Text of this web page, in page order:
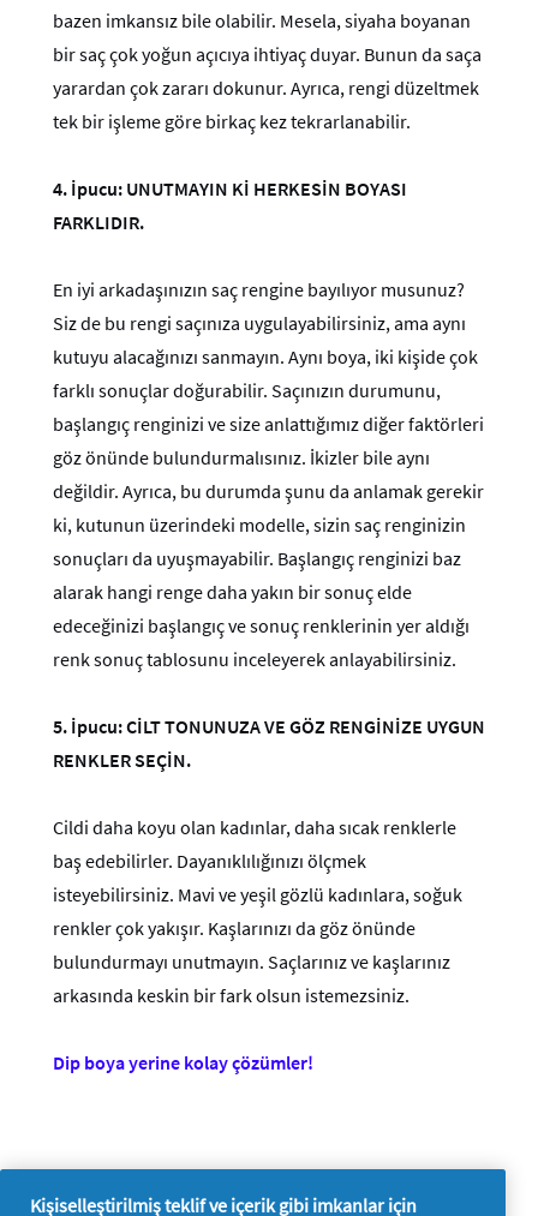
bazen imkansız bile olabilir. Mesela, siyaha boyanan
bir saç çok yoğun açıcıya ihtiyaç duyar. Bunun da saça
yarardan çok zararı dokunur. Ayrıca, rengi düzeltmek
tek bir işleme göre birkaç kez tekrarlanabilir.
4. İpucu: UNUTMAYIN Kİ HERKESİN BOYASI
FARKLIDIR.
En iyi arkadaşınızın saç rengine bayılıyor musunuz?
Siz de bu rengi saçınıza uygulayabilirsiniz, ama aynı
kutuyu alacağınızı sanmayın. Aynı boya, iki kişide çok
farklı sonuçlar doğurabilir. Saçınızın durumunu,
başlangıç renginizi ve size anlattığımız diğer faktörleri
göz önünde bulundurmalısınız. İkizler bile aynı
değildir. Ayrıca, bu durumda şunu da anlamak gerekir
ki, kutunun üzerindeki modelle, sizin saç renginizin
sonuçları da uyuşmayabilir. Başlangıç renginizi baz
alarak hangi renge daha yakın bir sonuç elde
edeceğinizi başlangıç ve sonuç renklerinin yer aldığı
renk sonuç tablosunu inceleyerek anlayabilirsiniz.
5. İpucu: CİLT TONUNUZA VE GÖZ RENGİNİZE UYGUN
RENKLER SEÇİN.
Cildi daha koyu olan kadınlar, daha sıcak renklerle
baş edebilirler. Dayanıklılığınızı ölçmek
isteyebilirsiniz. Mavi ve yeşil gözlü kadınlara, soğuk
renkler çok yakışır. Kaşlarınızı da göz önünde
bulundurmayı unutmayın. Saçlarınız ve kaşlarınız
arkasında keskin bir fark olsun istemezsiniz.
Dip boya yerine kolay çözümler!
Kişiselleştirilmiş teklif ve içerik gibi imkanlar için